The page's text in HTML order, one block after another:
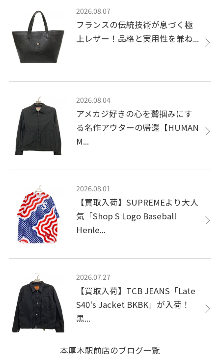
2026.08.07
フランスの伝統技術が息づく極
上レザー！品格と実用性を兼ね...
2026.08.04
アメカジ好きの心を鷲掴みにす
る名作アウターの帰還【HUMAN
M...
2026.08.01
【買取入荷】SUPREMEより大人
気「Shop S Logo Baseball
Henle...
2026.07.27
【買取入荷】TCB JEANS「Late
S40's Jacket BKBK」が入荷！
黒...
本厚木駅前店のブログ一覧